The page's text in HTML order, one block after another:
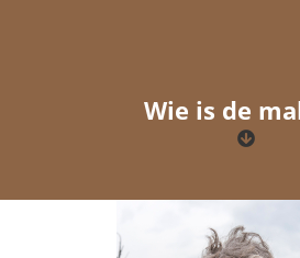
Wie is de